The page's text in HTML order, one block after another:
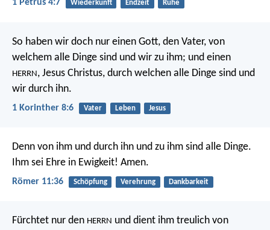
1 Petrus 4:7 Wiederkunft Endzeit Ruhe
So haben wir doch nur einen Gott, den Vater, von
welchem alle Dinge sind und wir zu ihm; und einen
HERRN, Jesus Christus, durch welchen alle Dinge sind und
wir durch ihn.
1 Korinther 8:6 Vater Leben Jesus
Denn von ihm und durch ihn und zu ihm sind alle Dinge.
Ihm sei Ehre in Ewigkeit! Amen.
Römer 11:36 Schöpfung Verehrung Dankbarkeit
Fürchtet nur den HERRN und dient ihm treulich von